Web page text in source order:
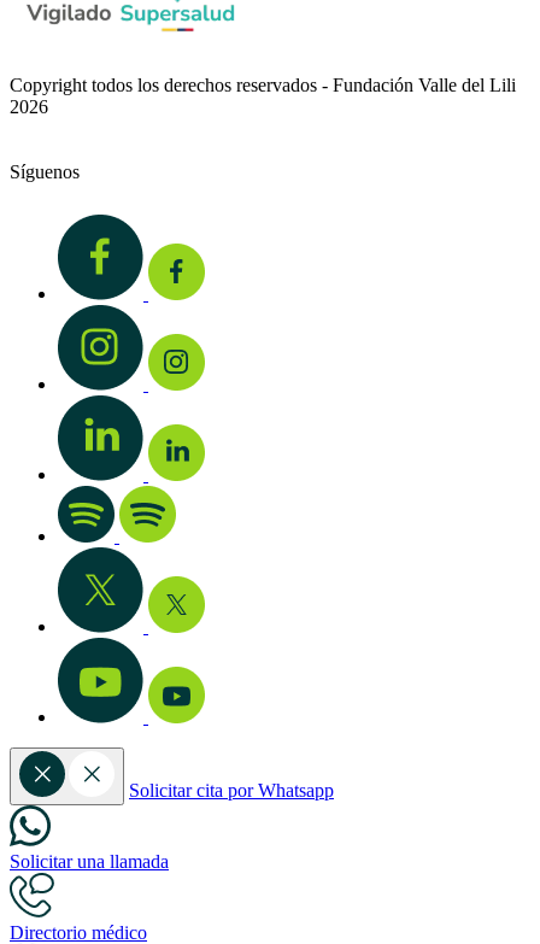
Copyright todos los derechos reservados - Fundación Valle del Lili
2026
Síguenos
Solicitar cita por Whatsapp
Solicitar una llamada
Directorio médico